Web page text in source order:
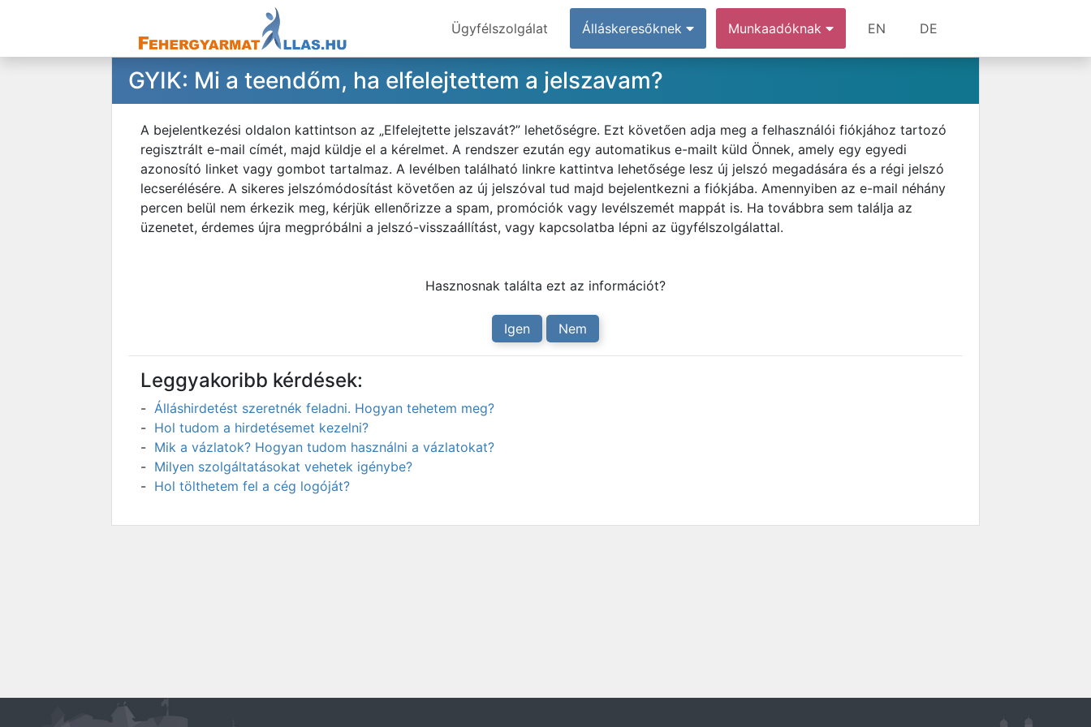
Ügyfélszolgálat Álláskeresőknek Munkaadóknak EN DE
GYIK: Mi a teendőm, ha elfelejtettem a jelszavam?
A bejelentkezési oldalon kattintson az „Elfelejtette jelszavát?” lehetőségre. Ezt követően adja meg a felhasználói fiókjához tartozó
regisztrált e-mail címét, majd küldje el a kérelmet. A rendszer ezután egy automatikus e-mailt küld Önnek, amely egy egyedi
azonosító linket vagy gombot tartalmaz. A levélben található linkre kattintva lehetősége lesz új jelszó megadására és a régi jelszó
lecserélésére. A sikeres jelszómódosítást követően az új jelszóval tud majd bejelentkezni a fiókjába. Amennyiben az e-mail néhány
percen belül nem érkezik meg, kérjük ellenőrizze a spam, promóciók vagy levélszemét mappát is. Ha továbbra sem találja az
üzenetet, érdemes újra megpróbálni a jelszó-visszaállítást, vagy kapcsolatba lépni az ügyfélszolgálattal.
Hasznosnak találta ezt az információt?
Igen Nem
Leggyakoribb kérdések:
Álláshirdetést szeretnék feladni. Hogyan tehetem meg?
Hol tudom a hirdetésemet kezelni?
Mik a vázlatok? Hogyan tudom használni a vázlatokat?
Milyen szolgáltatásokat vehetek igénybe?
Hol tölthetem fel a cég logóját?